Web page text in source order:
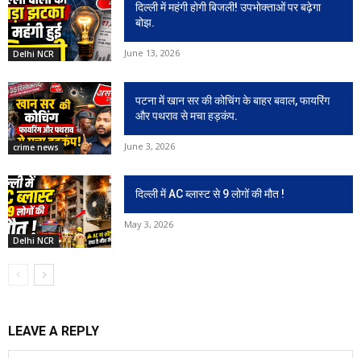
Delhi NCR
दिल्ली में महंगी होगी बिजली! उपभोक्ताओं पर बढ़ेगा
बोझ.
June 13, 2026
crime news
पटना में खान सर की कोचिंग के बाहर बवाल, फायरिंग
और पथराव से मचा हड़कंप.
June 3, 2026
Delhi NCR
दिल्ली में AC ब्लास्ट से 9 लोगों की मौत !
May 3, 2026
LEAVE A REPLY